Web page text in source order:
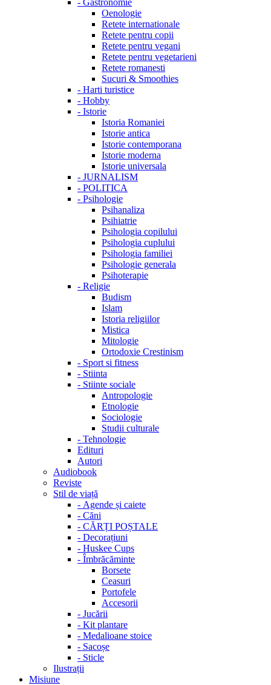
- Gastronomie
Oenologie
Retete internationale
Retete pentru copii
Retete pentru vegani
Retete pentru vegetarieni
Retete romanesti
Sucuri & Smoothies
- Harti turistice
- Hobby
- Istorie
Istoria Romaniei
Istorie antica
Istorie contemporana
Istorie moderna
Istorie universala
- JURNALISM
- POLITICA
- Psihologie
Psihanaliza
Psihiatrie
Psihologia copilului
Psihologia cuplului
Psihologia familiei
Psihologie generala
Psihoterapie
- Religie
Budism
Islam
Istoria religiilor
Mistica
Mitologie
Ortodoxie Crestinism
- Sport si fitness
- Stiinta
- Stiinte sociale
Antropologie
Etnologie
Sociologie
Studii culturale
- Tehnologie
Edituri
Autori
Audiobook
Reviste
Stil de viață
- Agende și caiete
- Căni
- CĂRȚI POȘTALE
- Decorațiuni
- Huskee Cups
- Îmbrăcăminte
Borsete
Ceasuri
Portofele
Accesorii
- Jucării
- Kit plantare
- Medalioane stoice
- Sacoșe
- Sticle
Ilustrații
Misiune